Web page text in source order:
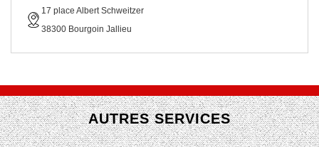
17 place Albert Schweitzer
38300 Bourgoin Jallieu
AUTRES SERVICES